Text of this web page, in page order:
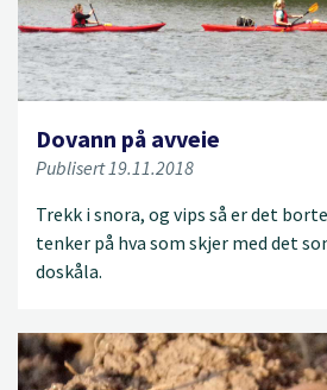
Dovann på avveie
Publisert 19.11.2018
Trekk i snora, og vips så er det
tenker på hva som skjer med det
doskåla.